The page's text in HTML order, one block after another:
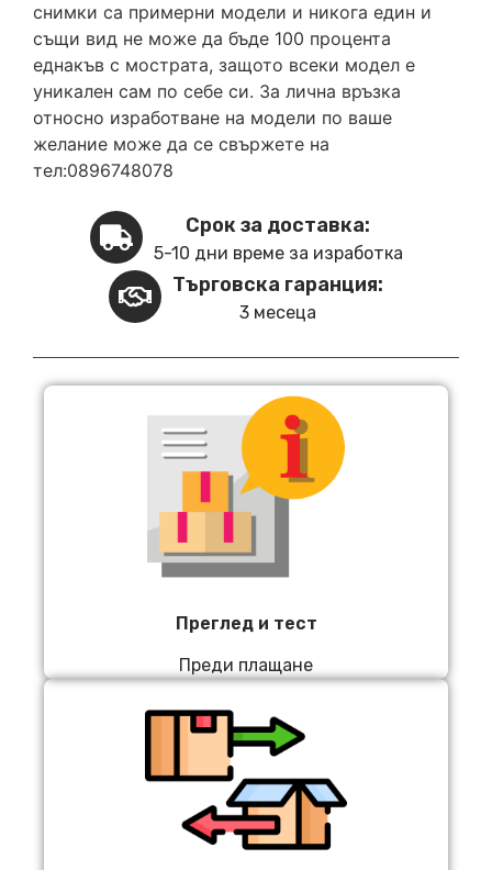
снимки са примерни модели и никога един и
същи вид не може да бъде 100 процента
еднакъв с мострата, защото всеки модел е
уникален сам по себе си. За лична връзка
относно изработване на модели по ваше
желание може да се свържете на
тел:0896748078
Срок за доставка:
5-10 дни време за изработка
Търговска гаранция:
3 месеца
Преглед и тест
Преди плащане